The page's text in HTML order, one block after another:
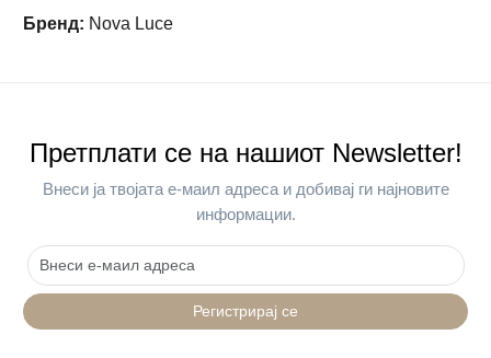
Бренд: Nova Luce
Претплати се на нашиот Newsletter!
Внеси ја твојата е-маил адреса и добивај ги најновите
информации.
Регистрирај се